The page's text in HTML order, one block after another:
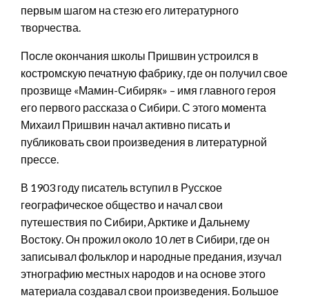
первым шагом на стезю его литературного
творчества.
После окончания школы Пришвин устроился в
костромскую печатную фабрику, где он получил свое
прозвище «Мамин-Сибиряк» – имя главного героя
его первого рассказа о Сибири. С этого момента
Михаил Пришвин начал активно писать и
публиковать свои произведения в литературной
прессе.
В 1903 году писатель вступил в Русское
географическое общество и начал свои
путешествия по Сибири, Арктике и Дальнему
Востоку. Он прожил около 10 лет в Сибири, где он
записывал фольклор и народные предания, изучал
этнографию местных народов и на основе этого
материала создавал свои произведения. Большое